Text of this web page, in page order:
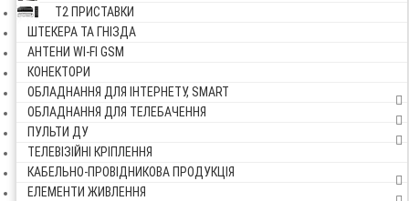
Т2 ПРИСТАВКИ
ШТЕКЕРА ТА ГНІЗДА
АНТЕНИ WI-FI GSM
КОНЕКТОРИ
ОБЛАДНАННЯ ДЛЯ ІНТЕРНЕТУ, SMART
ОБЛАДНАННЯ ДЛЯ ТЕЛЕБАЧЕННЯ
ПУЛЬТИ ДУ
ТЕЛЕВІЗІЙНІ КРІПЛЕННЯ
КАБЕЛЬНО-ПРОВІДНИКОВА ПРОДУКЦІЯ
ЕЛЕМЕНТИ ЖИВЛЕННЯ